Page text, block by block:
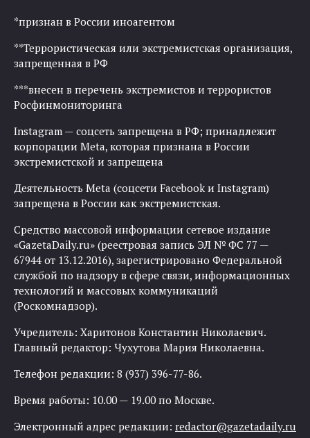
*признан в России иноагентом
**Террористическая или экстремистская организация,
запрещенная в РФ
***внесен в перечень экстремистов и террористов
Росфинмониторинга
Instagram — соцсеть запрещена в РФ; принадлежит
корпорации Meta, которая признана в России
экстремистской и запрещена
Деятельность Meta (соцсети Facebook и Instagram)
запрещена в России как экстремистская.
Средство массовой информации сетевое издание
«GazetaDaily.ru» (реестровая запись ЭЛ № ФС 77 —
67944 от 13.12.2016), зарегистрировано Федеральной
службой по надзору в сфере связи, информационных
технологий и массовых коммуникаций
(Роскомнадзор).
Учредитель: Харитонов Константин Николаевич.
Главный редактор: Чухутова Мария Николаевна.
Телефон редакции: 8 (937) 396-77-86.
Время работы: 10.00 — 19.00 по Москве.
Электронный адрес редакции: redactor@gazetadaily.ru